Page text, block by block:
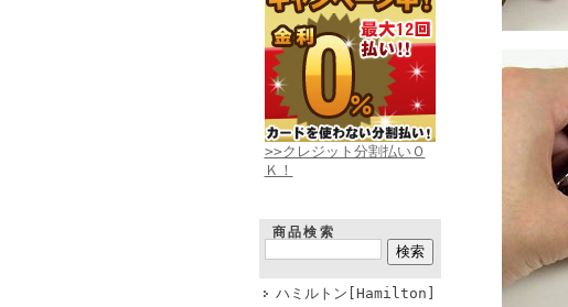
>>クレジット分割払いＯ
Ｋ！
商品検索
ハミルトン[Hamilton]